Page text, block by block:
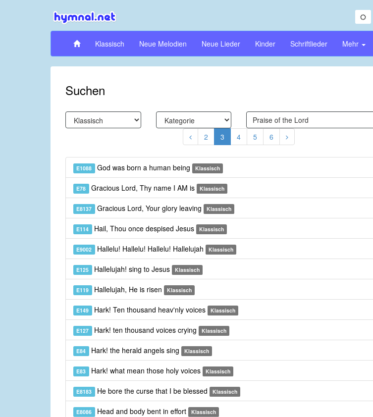
Klassisch Neue Melodien Neue Lieder Kinder Schriftlieder Mehr
Suchen
2 3 4 5 6
E1088 God was born a human being Klassisch
E78 Gracious Lord, Thy name I AM is Klassisch
E8137 Gracious Lord, Your glory leaving Klassisch
E114 Hail, Thou once despised Jesus Klassisch
E9002 Hallelu! Hallelu! Hallelu! Hallelujah Klassisch
E125 Hallelujah! sing to Jesus Klassisch
E119 Hallelujah, He is risen Klassisch
E149 Hark! Ten thousand heav'nly voices Klassisch
E127 Hark! ten thousand voices crying Klassisch
E84 Hark! the herald angels sing Klassisch
E83 Hark! what mean those holy voices Klassisch
E8183 He bore the curse that I be blessed Klassisch
E8086 Head and body bent in effort Klassisch